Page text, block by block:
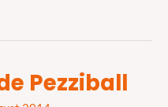
Pezziball